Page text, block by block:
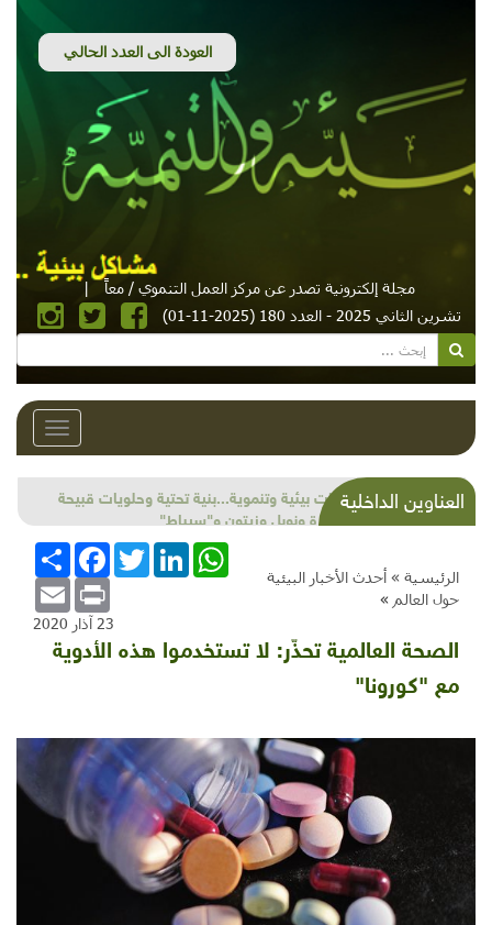
مجلة إلكترونية تصدر عن مركز العمل التنموي / معاً
|
تشرين الثاني 2025 - العدد 180 (2025-11-01)
Toggle
العناوين الداخليةشذرات بيئية وتنموية...بنية تحتية وحلويات قبيحة
وحاكورة ونوبل وزيتون و"سيباط"
الرئيسية » أحدث الأخبار البيئية
حول العالم »
انشر
FacebookTwitterLinkedInWhatsApp
Email Print
23 آذار 2020
الصحة العالمية تحذّر: لا تستخدموا هذه الأدوية
مع "كورونا"